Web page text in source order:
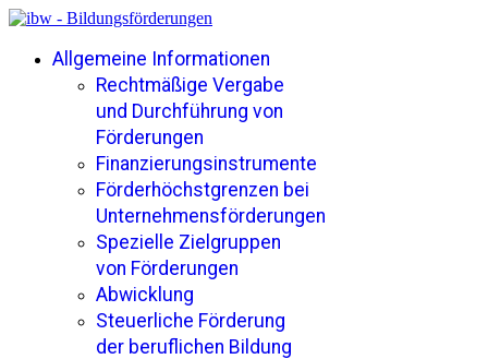
Allgemeine Informationen
Rechtmäßige Vergabe
und Durchführung von
Förderungen
Finanzierungsinstrumente
Förderhöchstgrenzen bei
Unternehmensförderungen
Spezielle Zielgruppen
von Förderungen
Abwicklung
Steuerliche Förderung
der beruflichen Bildung